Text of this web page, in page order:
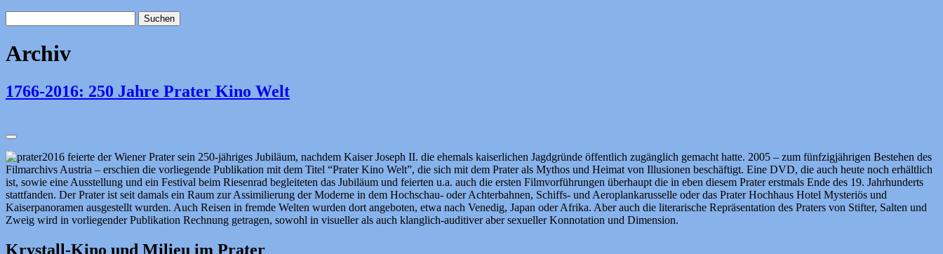
nach:
Archiv
1766-2016: 250 Jahre Prater Kino Welt
2016 feierte der Wiener Prater sein 250-jähriges Jubiläum, nachdem Kaiser Joseph II. die ehemals kaiserlichen Jagdgründe öffentlich zugänglich gemacht hatte. 2005 – zum fünfzigjährigen Bestehen des
Filmarchivs Austria – erschien die vorliegende Publikation mit dem Titel “Prater Kino Welt”, die sich mit dem Prater als Mythos und Heimat von Illusionen beschäftigt. Eine DVD, die auch heute noch erhältlich
ist, sowie eine Ausstellung und ein Festival beim Riesenrad begleiteten das Jubiläum und feierten u.a. auch die ersten Filmvorführungen überhaupt die in eben diesem Prater erstmals Ende des 19. Jahrhunderts
stattfanden. Der Prater ist seit damals ein Raum zur Assimilierung der Moderne in dem Hochschau- oder Achterbahnen, Schiffs- und Aeroplankarusselle oder das Prater Hochhaus Hotel Mysteriös und
Kaiserpanoramen ausgestellt wurden. Auch Reisen in fremde Welten wurden dort angeboten, etwa nach Venedig, Japan oder Afrika. Aber auch die literarische Repräsentation des Praters von Stifter, Salten und
Zweig wird in vorliegender Publikation Rechnung getragen, sowohl in visueller als auch klanglich-auditiver aber sexueller Konnotation und Dimension.
Krystall-Kino und Milieu im Prater